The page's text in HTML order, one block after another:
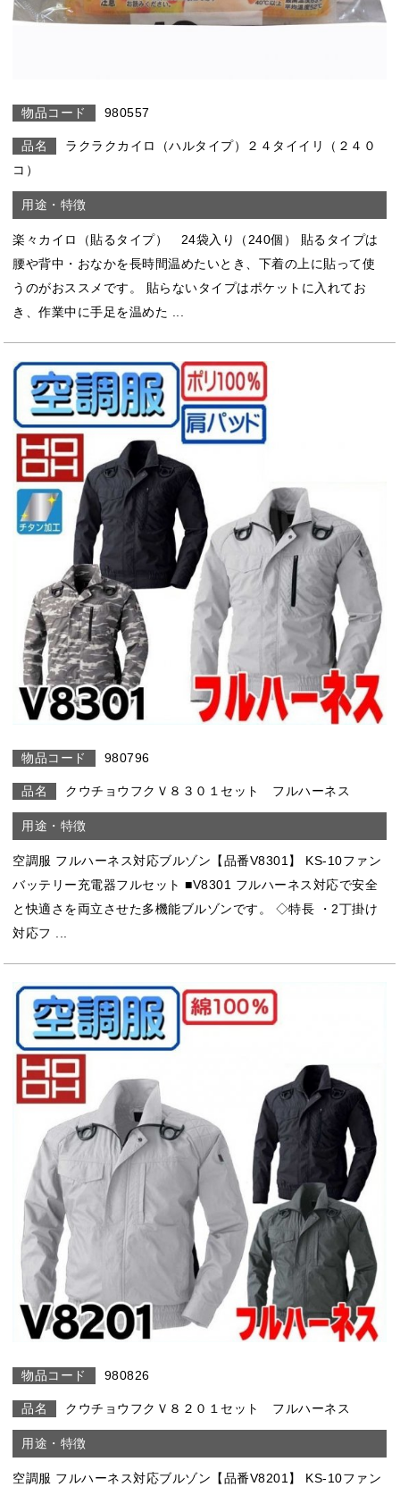
980557
ラクラクカイロ（ハルタイプ）２４タイイリ（２４０
コ）
楽々カイロ（貼るタイプ） 24袋入り（240個） 貼るタイプは
腰や背中・おなかを長時間温めたいとき、下着の上に貼って使
うのがおススメです。 貼らないタイプはポケットに入れてお
き、作業中に手足を温めた ...
980796
クウチョウフクＶ８３０１セット フルハーネス
空調服 フルハーネス対応ブルゾン【品番V8301】 KS-10ファン
バッテリー充電器フルセット ■V8301 フルハーネス対応で安全
と快適さを両立させた多機能ブルゾンです。 ◇特長 ・2丁掛け
対応フ ...
980826
クウチョウフクＶ８２０１セット フルハーネス
空調服 フルハーネス対応ブルゾン【品番V8201】 KS-10ファン